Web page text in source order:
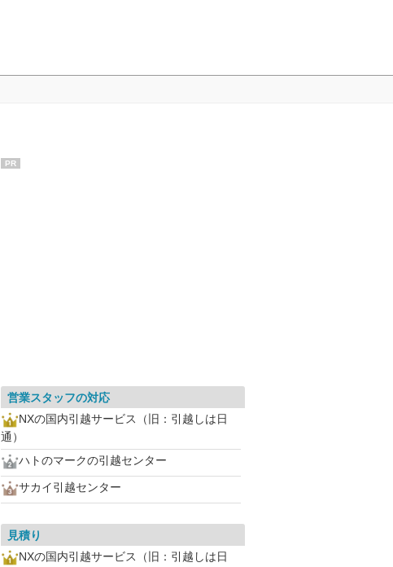
PR
営業スタッフの対応
NXの国内引越サービス（旧：引越しは日
通）
ハトのマークの引越センター
サカイ引越センター
見積り
NXの国内引越サービス（旧：引越しは日